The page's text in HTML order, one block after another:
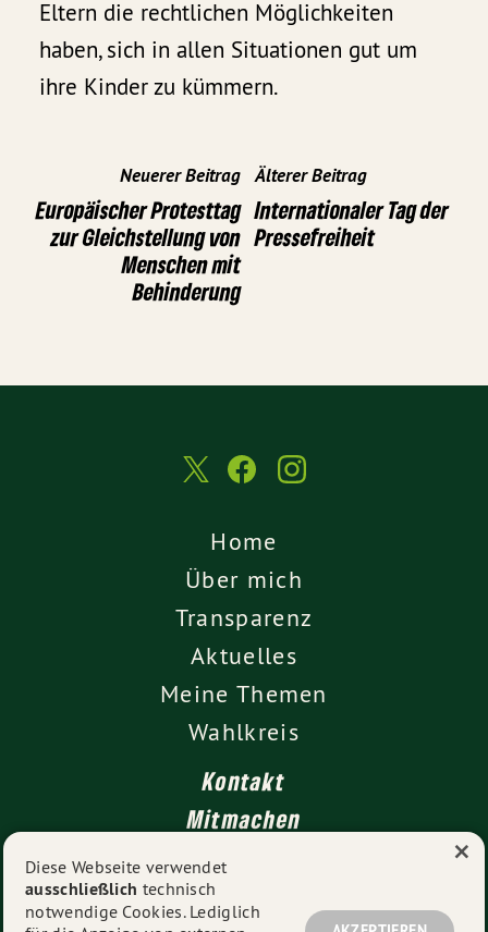
Eltern die rechtlichen Möglichkeiten
haben, sich in allen Situationen gut um
ihre Kinder zu kümmern.
Neuerer Beitrag
Europäischer Protesttag
zur Gleichstellung von
Menschen mit
Behinderung
Älterer Beitrag
Internationaler Tag der
Pressefreiheit
Home
Über mich
Transparenz
Aktuelles
Meine Themen
Wahlkreis
Kontakt
Mitmachen
Impressum
Datenschutz
Diese Webseite verwendet
ausschließlich technisch
notwendige Cookies. Lediglich
×